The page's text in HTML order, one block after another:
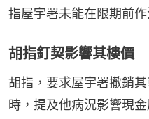
指屋宇署未能在限期前作
胡指釘契影響其樓價
胡指，要求屋宇署撤銷其
時，提及他病況影響現